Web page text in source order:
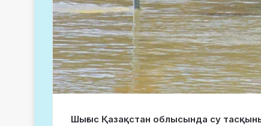
Шығыс Қазақстан облысында су